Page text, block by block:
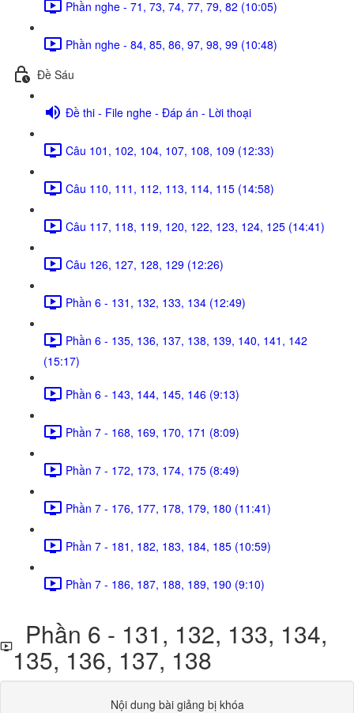
Phần nghe - 71, 73, 74, 77, 79, 82 (10:05)
Phần nghe - 84, 85, 86, 97, 98, 99 (10:48)
Đề Sáu
Đề thi - File nghe - Đáp án - Lời thoại
Câu 101, 102, 104, 107, 108, 109 (12:33)
Câu 110, 111, 112, 113, 114, 115 (14:58)
Câu 117, 118, 119, 120, 122, 123, 124, 125 (14:41)
Câu 126, 127, 128, 129 (12:26)
Phần 6 - 131, 132, 133, 134 (12:49)
Phần 6 - 135, 136, 137, 138, 139, 140, 141, 142
(15:17)
Phần 6 - 143, 144, 145, 146 (9:13)
Phần 7 - 168, 169, 170, 171 (8:09)
Phần 7 - 172, 173, 174, 175 (8:49)
Phần 7 - 176, 177, 178, 179, 180 (11:41)
Phần 7 - 181, 182, 183, 184, 185 (10:59)
Phần 7 - 186, 187, 188, 189, 190 (9:10)
Phần 6 - 131, 132, 133, 134,
135, 136, 137, 138
Nội dung bài giảng bị khóa